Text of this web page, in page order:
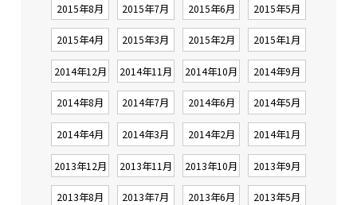
2015年8月 2015年7月 2015年6月 2015年5月
2015年4月 2015年3月 2015年2月 2015年1月
2014年12月 2014年11月 2014年10月 2014年9月
2014年8月 2014年7月 2014年6月 2014年5月
2014年4月 2014年3月 2014年2月 2014年1月
2013年12月 2013年11月 2013年10月 2013年9月
2013年8月 2013年7月 2013年6月 2013年5月